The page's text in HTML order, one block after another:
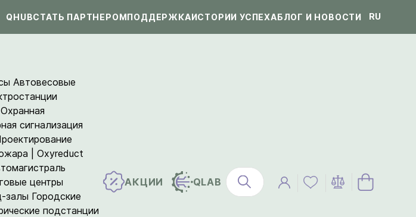
QHUBСТАТЬ ПАРТНЕРОМПОДДЕРЖКАИСТОРИИ УСПЕХАБЛОГ И НОВОСТИ RU
Автовесовые
Охранная
сигнализация
| Oxyreduct
центры
залы Городские
подстанции
АКЦИИ QLAB